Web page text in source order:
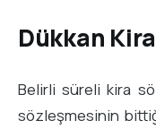
Dükkan
Belirli süreli kira
sözleşmesinin